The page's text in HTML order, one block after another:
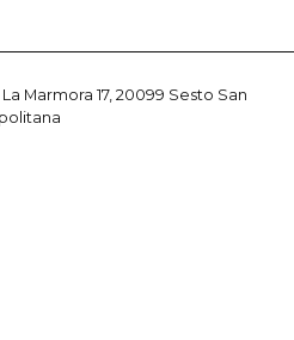
Marmora 17, 20099 Sesto San